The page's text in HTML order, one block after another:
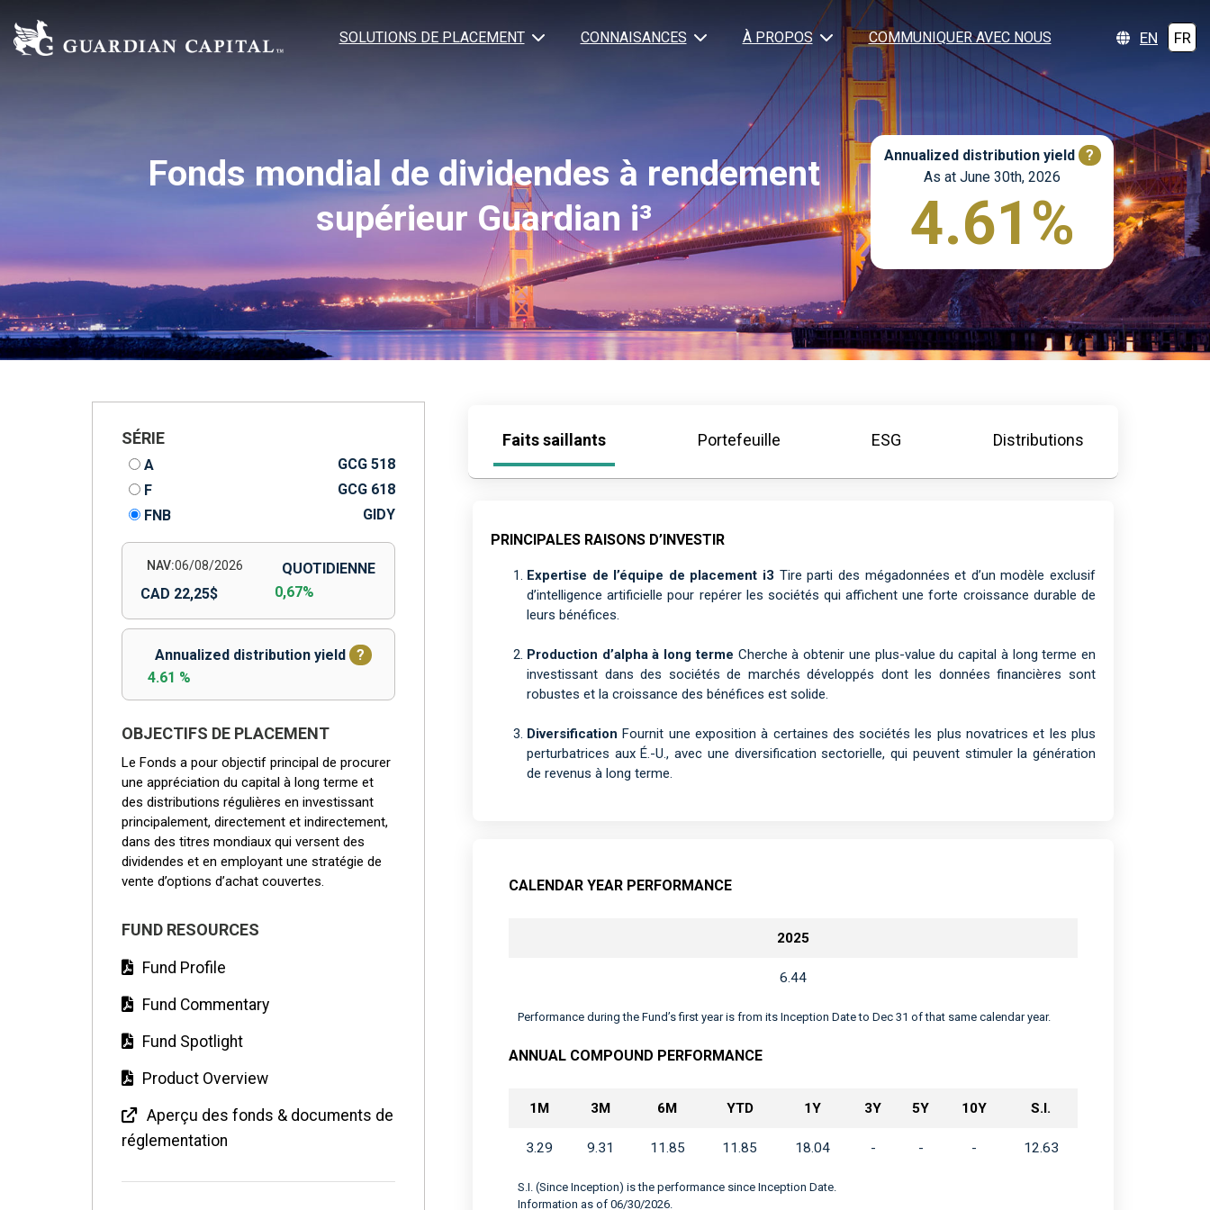
SOLUTIONS DE PLACEMENT CONNAISANCES À PROPOS COMMUNIQUER AVEC NOUS EN FR
Fonds mondial de dividendes à rendement
supérieur Guardian i³
Annualized distribution yield
?
As at June 30th, 2026
4.61%
SÉRIE
A
GCG 518
F
GCG 618
FNB
GIDY
NAV:06/08/2026
CAD 22,25$
QUOTIDIENNE
0,67%
Annualized distribution yield
?
4.61 %
OBJECTIFS DE PLACEMENT
Le Fonds a pour objectif principal de procurer
une appréciation du capital à long terme et
des distributions régulières en investissant
principalement, directement et indirectement,
dans des titres mondiaux qui versent des
dividendes et en employant une stratégie de
vente d’options d’achat couvertes.
FUND RESOURCES
Fund Profile
Fund Commentary
Fund Spotlight
Product Overview
Aperçu des fonds & documents de
réglementation
Faits saillants Portefeuille ESG Distributions
PRINCIPALES RAISONS D’INVESTIR
Expertise de l’équipe de placement i3 Tire parti des mégadonnées et d’un modèle exclusif
d’intelligence artificielle pour repérer les sociétés qui affichent une forte croissance durable de
leurs bénéfices.
Production d’alpha à long terme Cherche à obtenir une plus-value du capital à long terme en
investissant dans des sociétés de marchés développés dont les données financières sont
robustes et la croissance des bénéfices est solide.
Diversification Fournit une exposition à certaines des sociétés les plus novatrices et les plus
perturbatrices aux É.-U., avec une diversification sectorielle, qui peuvent stimuler la génération
de revenus à long terme.
CALENDAR YEAR PERFORMANCE
2025
6.44
Performance during the Fund’s first year is from its Inception Date to Dec 31 of that same calendar year.
ANNUAL COMPOUND PERFORMANCE
1M 3M 6M YTD 1Y 3Y 5Y 10Y S.I.
3.29 9.31 11.85 11.85 18.04 - - - 12.63
S.I. (Since Inception) is the performance since Inception Date.
Information as of 06/30/2026.